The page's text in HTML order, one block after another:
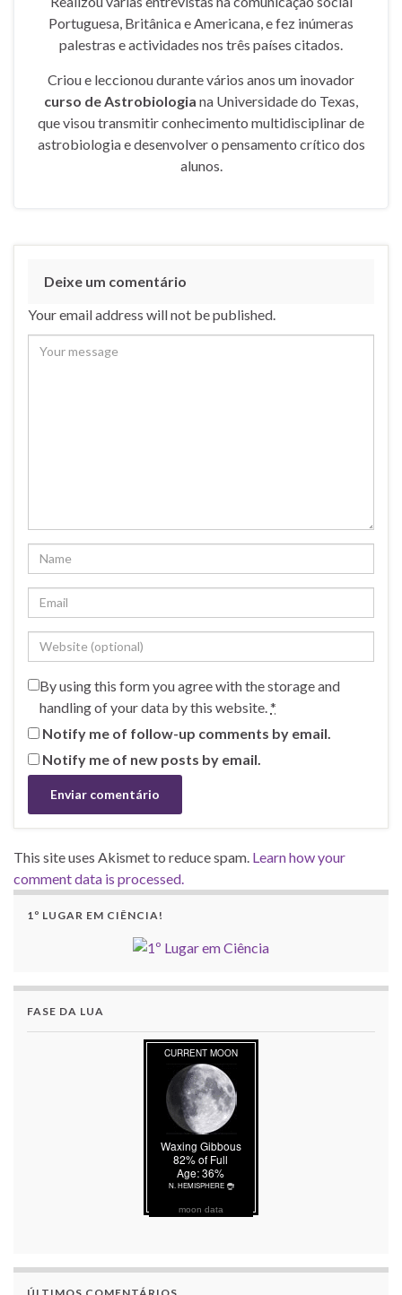
Portuguesa, Britânica e Americana, e fez inúmeras
palestras e actividades nos três países citados.
Criou e leccionou durante vários anos um inovador
curso de Astrobiologia na Universidade do Texas,
que visou transmitir conhecimento multidisciplinar de
astrobiologia e desenvolver o pensamento crítico dos
alunos.
Deixe um comentário
Your email address will not be published.
By using this form you agree with the storage and
handling of your data by this website. *
Notify me of follow-up comments by email.
Notify me of new posts by email.
This site uses Akismet to reduce spam. Learn how your
comment data is processed.
1º LUGAR EM CIÊNCIA!
FASE DA LUA
moon data